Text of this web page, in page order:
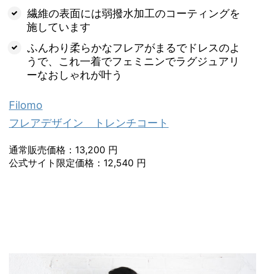
繊維の表面には弱撥水加工のコーティングを
施しています
ふんわり柔らかなフレアがまるでドレスのよ
うで、これ一着でフェミニンでラグジュアリ
ーなおしゃれが叶う
Filomo
フレアデザイン トレンチコート
通常販売価格：13,200 円
公式サイト限定価格：12,540 円